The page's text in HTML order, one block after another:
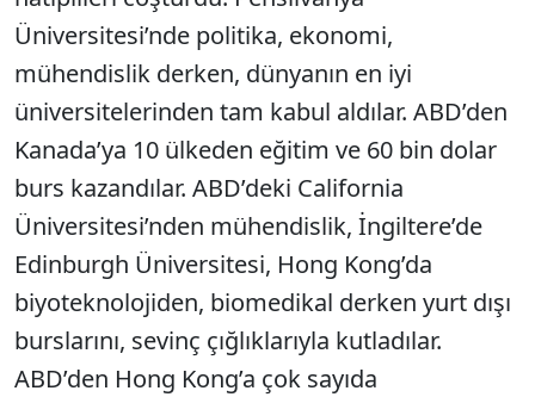
Üniversitesi’nde politika, ekonomi,
mühendislik derken, dünyanın en iyi
üniversitelerinden tam kabul aldılar. ABD’den
Kanada’ya 10 ülkeden eğitim ve 60 bin dolar
burs kazandılar. ABD’deki California
Üniversitesi’nden mühendislik, İngiltere’de
Edinburgh Üniversitesi, Hong Kong’da
biyoteknolojiden, biomedikal derken yurt dışı
burslarını, sevinç çığlıklarıyla kutladılar.
ABD’den Hong Kong’a çok sayıda